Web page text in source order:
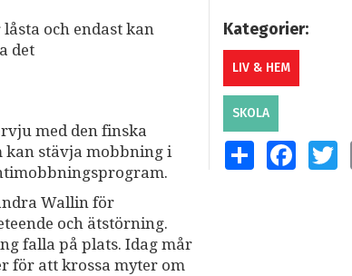
och endast kan
det
med den finska
kan stävja mobbning i
Wallin för
och ätstörning.
falla på plats. Idag mår
för att krossa myter om
Kategorier:
LIV & HEM
SKOLA
SHARE FACEBOOK